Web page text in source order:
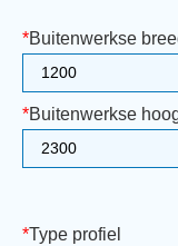
*Buitenwerkse
*Buitenwerkse
*Type profiel